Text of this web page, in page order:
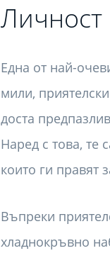
Личност
Една от най-
мили,
доста
Наред с това, те
които ги правят
Въпреки
хладнокръвно